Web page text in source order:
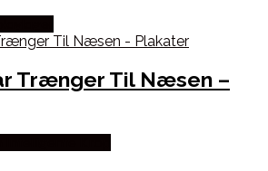
Trænger Til Næsen –